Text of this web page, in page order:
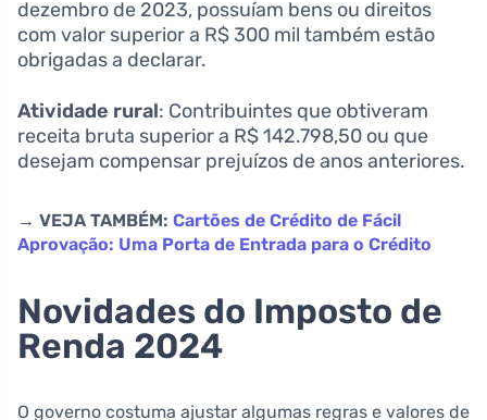
dezembro de 2023, possuíam bens ou direitos
com valor superior a R$ 300 mil também estão
obrigadas a declarar.
Atividade rural: Contribuintes que obtiveram
receita bruta superior a R$ 142.798,50 ou que
desejam compensar prejuízos de anos anteriores.
→ VEJA TAMBÉM: Cartões de Crédito de Fácil
Aprovação: Uma Porta de Entrada para o Crédito
Novidades do Imposto de
Renda 2024
O governo costuma ajustar algumas regras e valores de